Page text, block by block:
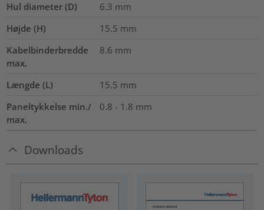
Hul diameter (D)
6.3 mm
Højde (H)
15.5 mm
Kabelbinderbredde
max.
8.6 mm
Længde (L) 15.5 mm
Paneltykkelse min./
max.
0.8 - 1.8 mm
Downloads